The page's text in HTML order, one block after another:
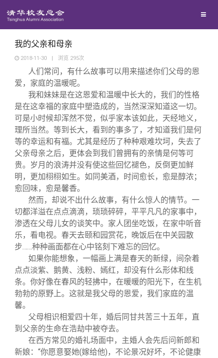
回馈母校
捐赠项目
捐赠新闻
捐赠纪事
义工计划
媒体平台
《清华校友通讯》
《水木清华》
新媒体平台
百年清华
清华人物
青春风采
校友文苑
校友讲坛
校友服务
信息化服务
三创大赛
实用信息
校友总会
总会简介
会长致辞
总会章程
制度法规
关闭
我的父亲和母亲
2018-11-30 | 浏览 295次
人们常问，有什么故事可以用来描述你们父母的恩
爱，家庭的温暖呢。
我和妹妹是在这恩爱和温暖中长大的，我们的性格
是在这幸福的家庭中塑造成的，当然深深知道这一切。
可是小时候却浑然不觉，似乎家本该如此，天经地义，
理所当然。等到长大，看到的事多了，才知道我们是何
等的幸运和有福。尤其是经历了种种艰难坎坷，失去了
父亲母亲之后，更体会到我们曾拥有的亲情是何等可
贵。岁月的浪涛并没有使这些回忆褪色，反倒更加鲜
明，更加栩栩如生。如同美酒，时间愈长，愈是醇浓；
愈回味，愈是馨香。
然而，却说不出什么故事，有什么惊人的情节。一
切都洋溢在点点滴滴，琐琐碎碎，平平凡凡的家事中，
渗透在父母儿女的谈笑中。家人团坐吃饭，在家中听音
乐，看电视。春天去颐和园赏花，晚饭后在中关园散
步……种种画面都在心中铭刻下难忘的回忆。
如果你能想象，一幅画上满是春天的新绿，间杂着
点点淡紫、鹅黄、浅粉、嫣红，却没有什么形体和线
条。你好像在春风的轻拂中，在暖暖的阳光下，在生机
勃勃的原野上。这就是我父母的恩爱，我们家庭的温
馨。
父母相识相爱四十年，婚后同甘共苦三十五年，直
到父亲的生命在浩劫中被夺去。
在西方常见的婚礼场面中，主婚人会先后问新郎和
新娘：“你愿意娶她(嫁给他)，不论景况好坏，不论健康